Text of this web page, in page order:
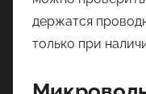
держатся
только при